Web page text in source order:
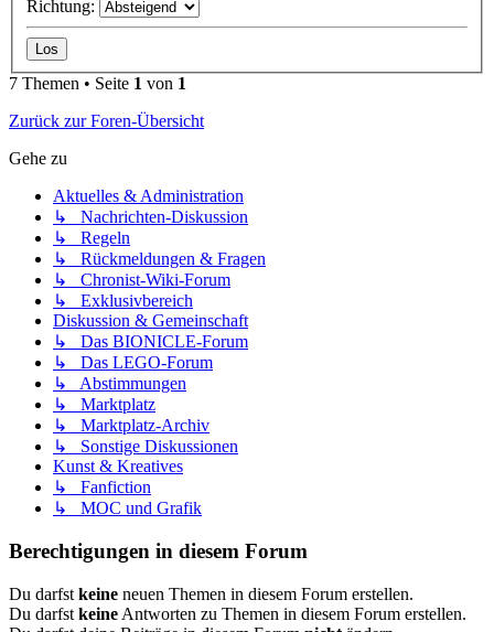
Richtung:
7 Themen • Seite 1 von 1
Zurück zur Foren-Übersicht
Gehe zu
Aktuelles & Administration
↳ Nachrichten-Diskussion
↳ Regeln
↳ Rückmeldungen & Fragen
↳ Chronist-Wiki-Forum
↳ Exklusivbereich
Diskussion & Gemeinschaft
↳ Das BIONICLE-Forum
↳ Das LEGO-Forum
↳ Abstimmungen
↳ Marktplatz
↳ Marktplatz-Archiv
↳ Sonstige Diskussionen
Kunst & Kreatives
↳ Fanfiction
↳ MOC und Grafik
Berechtigungen in diesem Forum
Du darfst keine neuen Themen in diesem Forum erstellen.
Du darfst keine Antworten zu Themen in diesem Forum erstellen.